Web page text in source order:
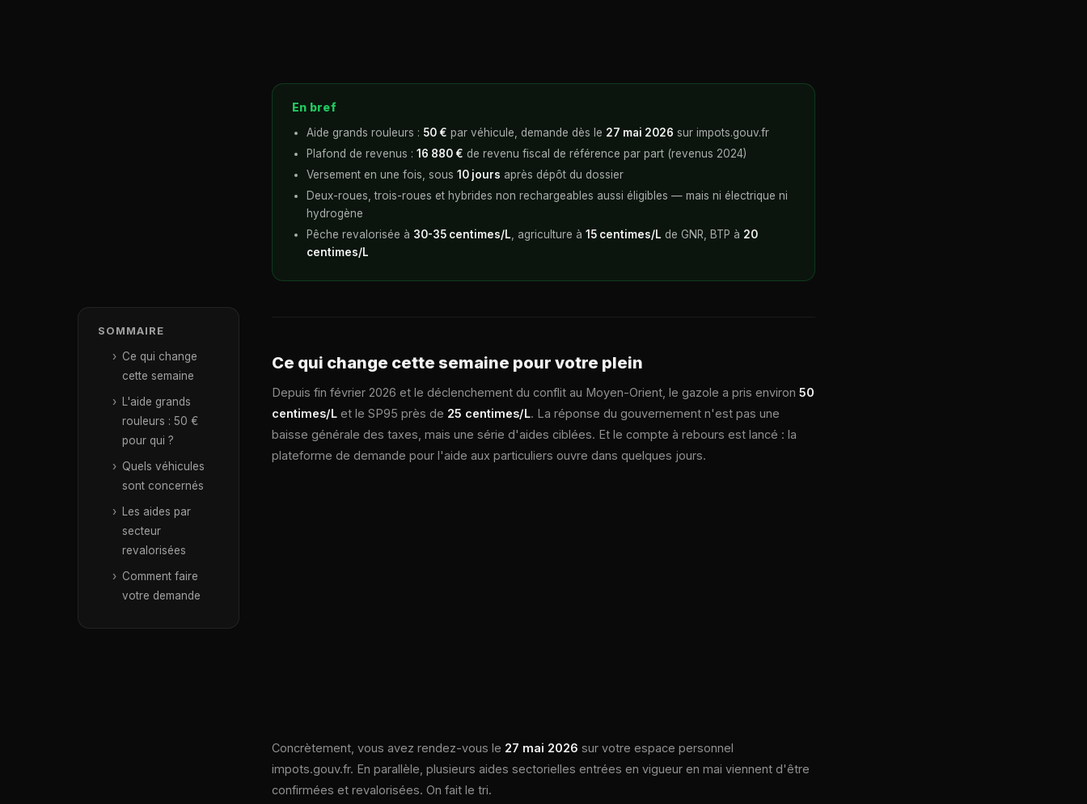
En bref
Aide grands rouleurs : 50 € par véhicule, demande dès le 27 mai 2026 sur impots.gouv.fr
Plafond de revenus : 16 880 € de revenu fiscal de référence par part (revenus 2024)
Versement en une fois, sous 10 jours après dépôt du dossier
Deux-roues, trois-roues et hybrides non rechargeables aussi éligibles — mais ni électrique ni
hydrogène
Pêche revalorisée à 30-35 centimes/L , agriculture à 15 centimes/L de GNR, BTP à 20
centimes/L
SOMMAIRE
Ce qui change
cette semaine
L'aide grands
rouleurs : 50 €
pour qui ?
Quels véhicules
sont concernés
Les aides par
secteur
revalorisées
Comment faire
votre demande
Ce qui change cette semaine pour votre plein
Depuis fin février 2026 et le déclenchement du conflit au Moyen-Orient, le gazole a pris environ 50
centimes/L et le SP95 près de 25 centimes/L. La réponse du gouvernement n'est pas une
baisse générale des taxes, mais une série d'aides ciblées. Et le compte à rebours est lancé : la
plateforme de demande pour l'aide aux particuliers ouvre dans quelques jours.
Concrètement, vous avez rendez-vous le 27 mai 2026 sur votre espace personnel
impots.gouv.fr. En parallèle, plusieurs aides sectorielles entrées en vigueur en mai viennent d'être
confirmées et revalorisées. On fait le tri.